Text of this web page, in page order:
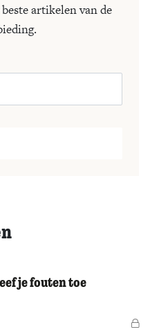
artikelen van de
je fouten toe